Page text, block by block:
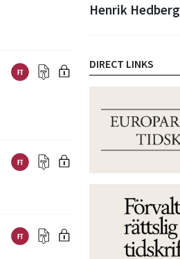
Henrik Hedberg
DIRECT LINKS